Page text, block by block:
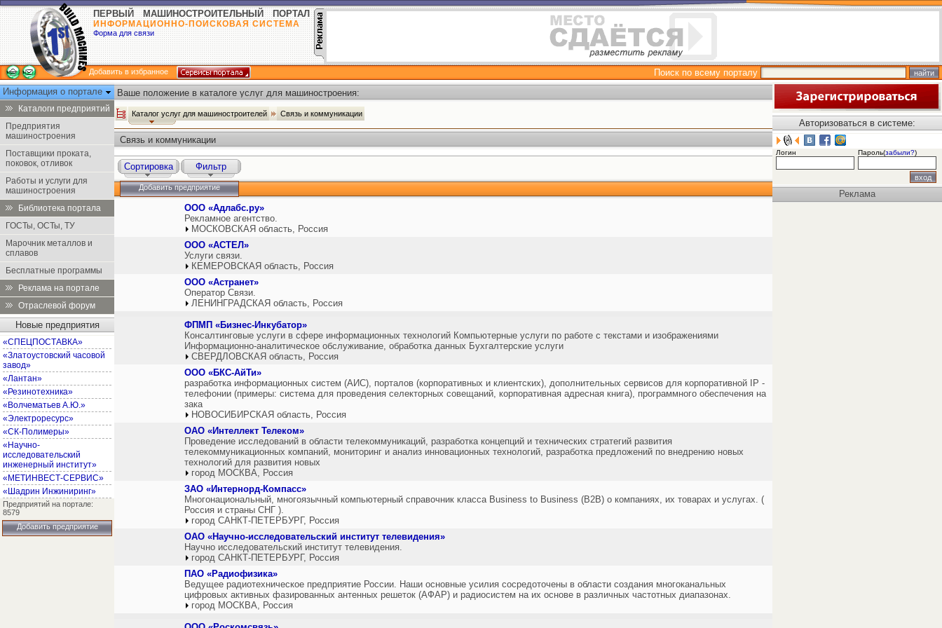
ПЕРВЫЙ МАШИНОСТРОИТЕЛЬНЫЙ ПОРТАЛ
ИНФОРМАЦИОННО-ПОИСКОВАЯ СИСТЕМА
Форма для связи
Добавить в избранное
Поиск по всему порталу
Информация о портале
Каталоги предприятий
Предприятия
машиностроения
Поставщики проката,
поковок, отливок
Работы и услуги для
машиностроения
Библиотека портала
ГОСТы, ОСТы, ТУ
Марочник металлов и
сплавов
Бесплатные программы
Реклама на портале
Отраслевой форум
Новые предприятия
«СПЕЦПОСТАВКА»
«Златоустовский часовой
завод»
«Лантан»
«Резинотехника»
«Волчематьев А.Ю.»
«Электроресурс»
«СК-Полимеры»
«Научно-
исследовательский
инженерный институт»
«МЕТИНВЕСТ-СЕРВИС»
«Шадрин Инжиниринг»
Предприятий на портале:
8579
Добавить предприятие
Ваше положение в каталоге услуг для машиностроения:
Каталог услуг для машиностроителей Cвязь и коммуникации
Cвязь и коммуникации
Сортировка Фильтр
Добавить предприятие
ООО «Адлабс.ру»
Рекламное агентство.
МОСКОВСКАЯ область, Россия
ООО «АСТЕЛ»
Услуги связи.
КЕМЕРОВСКАЯ область, Россия
ООО «Астранет»
Оператор Связи.
ЛЕНИНГРАДСКАЯ область, Россия
ФПМП «Бизнес-Инкубатор»
Консалтинговые услуги в сфере информационных технологий Компьютерные услуги по работе с текстами и изображениями
Информационно-аналитическое обслуживание, обработка данных Бухгалтерские услуги
СВЕРДЛОВСКАЯ область, Россия
ООО «БКС-АйТи»
разработка информационных систем (АИС), порталов (корпоративных и клиентских), дополнительных сервисов для корпоративной IP -
телефонии (примеры: система для проведения селекторных совещаний, корпоративная адресная книга), программного обеспечения на
зака
НОВОСИБИРСКАЯ область, Россия
ОАО «Интеллект Телеком»
Проведение исследований в области телекоммуникаций, разработка концепций и технических стратегий развития
телекоммуникационных компаний, мониторинг и анализ инновационных технологий, разработка предложений по внедрению новых
технологий для развития новых
город МОСКВА, Россия
ЗАО «Интернорд-Компасс»
Многонациональный, многоязычный компьютерный справочник класса Business to Business (B2B) о компаниях, их товарах и услугах. (
Россия и страны СНГ ).
город САНКТ-ПЕТЕРБУРГ, Россия
ОАО «Научно-исследовательский институт телевидения»
Научно исследовательский институт телевидения.
город САНКТ-ПЕТЕРБУРГ, Россия
ПАО «Радиофизика»
Ведущее радиотехническое предприятие России. Наши основные усилия сосредоточены в области создания многоканальных
цифровых активных фазированных антенных решеток (АФАР) и радиосистем на их основе в различных частотных диапазонах.
город МОСКВА, Россия
Авторизоваться в системе:
Логин Пароль(забыли?)
Реклама